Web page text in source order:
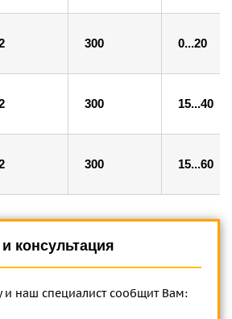
300 0...20
300 15...40
300 15...60
консультация
и наш специалист сообщит Вам: